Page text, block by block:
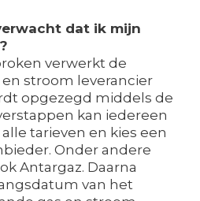
dat ik mijn
verwerkt de
stroom leverancier
opgezegd middels de
kan iedereen
tarieven en kies een
Onder andere
Antargaz. Daarna
van het